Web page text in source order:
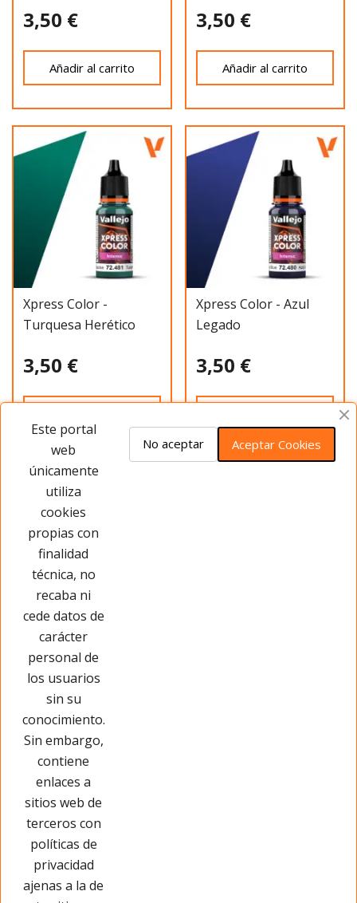
3,50 €
Añadir al carrito
3,50 €
Añadir al carrito
Xpress Color -
Turquesa Herético
3,50 €
Xpress Color - Azul
Legado
3,50 €
Páginas Legales
Este portal
web
únicamente
utiliza
cookies
propias con
finalidad
técnica, no
recaba ni
cede datos de
carácter
personal de
los usuarios
sin su
conocimiento.
Sin embargo,
contiene
enlaces a
sitios web de
terceros con
políticas de
privacidad
ajenas a la de
Aceptar Cookies
No aceptar